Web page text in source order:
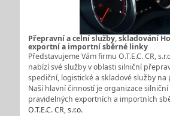
Přepravní a celní služby, skladování
exportní a importní sběrné linky
Představujeme Vám firmu O.T.E.C. CR,
nabízí své služby v oblasti silniční
spediční, logistické a skladové služby
Naší hlavní činností je organizace
pravidelných exportních a importních
O.T.E.C. CR, s.r.o.